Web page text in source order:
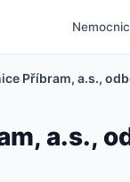
Příbram, a.s.,
a.s.,